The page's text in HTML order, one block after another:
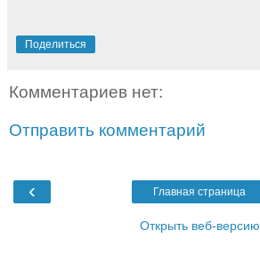
Поделиться
Комментариев нет:
Отправить комментарий
‹ Главная страница
Открыть веб-версию